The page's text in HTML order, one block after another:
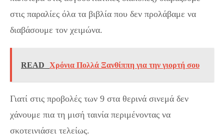
στις παραλίες όλα τα βιβλία που δεν προλάβαμε να
διαβάσουμε τον χειμώνα.
READ Χρόνια Πολλά Ξανθίππη για την γιορτή σου
Γιατί στις προβολές των 9 στα θερινά σινεμά δεν
χάνουμε πια τη μισή ταινία περιμένοντας να
σκοτεινιάσει τελείως.